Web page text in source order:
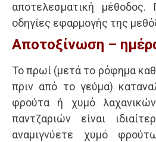
αποτελεσματική μέθοδος.
οδηγίες εφαρμογής της
Αποτοξίνωση –
Το πρωί (μετά το ρόφημα
πριν από το γεύμα)
φρούτα ή χυμό
παντζαριών είναι
αναμιγνύετε χυμό